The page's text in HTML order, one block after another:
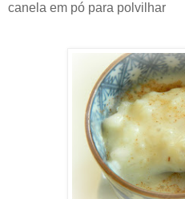
canela em pó para polvilhar